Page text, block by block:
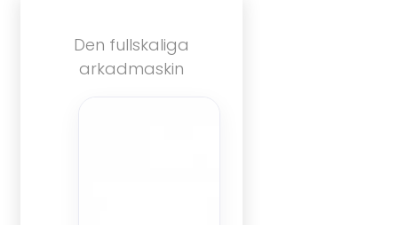
Den fullskaliga
arkadmaskin